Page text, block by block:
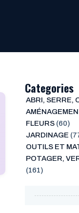
Categories
ABRI, SERRE,
FLEURS(60)
JARDINAGE
OUTILS ET
POTAGER,
(161)